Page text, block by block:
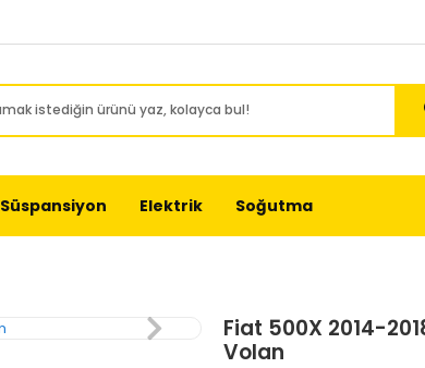
Süspansiyon Elektrik Soğutma
Fiat 500X 2014-
Volan